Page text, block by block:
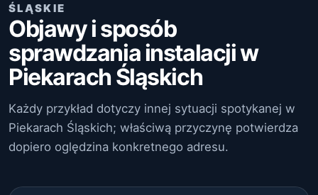
ŚLĄSKIE
Objawy i sposób
sprawdzania instalacji w
Piekarach Śląskich
Każdy przykład dotyczy innej sytuacji spotykanej w
Piekarach Śląskich; właściwą przyczynę potwierdza
dopiero oględzina konkretnego adresu.